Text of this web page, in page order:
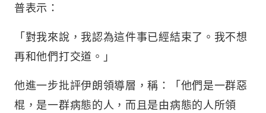
普表示：
「對我來說，我認為這件事已經結束了。我不想
再和他們打交道。」
他進一步批評伊朗領導層，稱：「他們是一群惡
棍，是一群病態的人，而且是由病態的人所領